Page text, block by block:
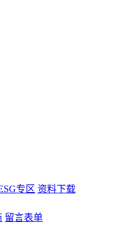
专区 资料下载
留言表单